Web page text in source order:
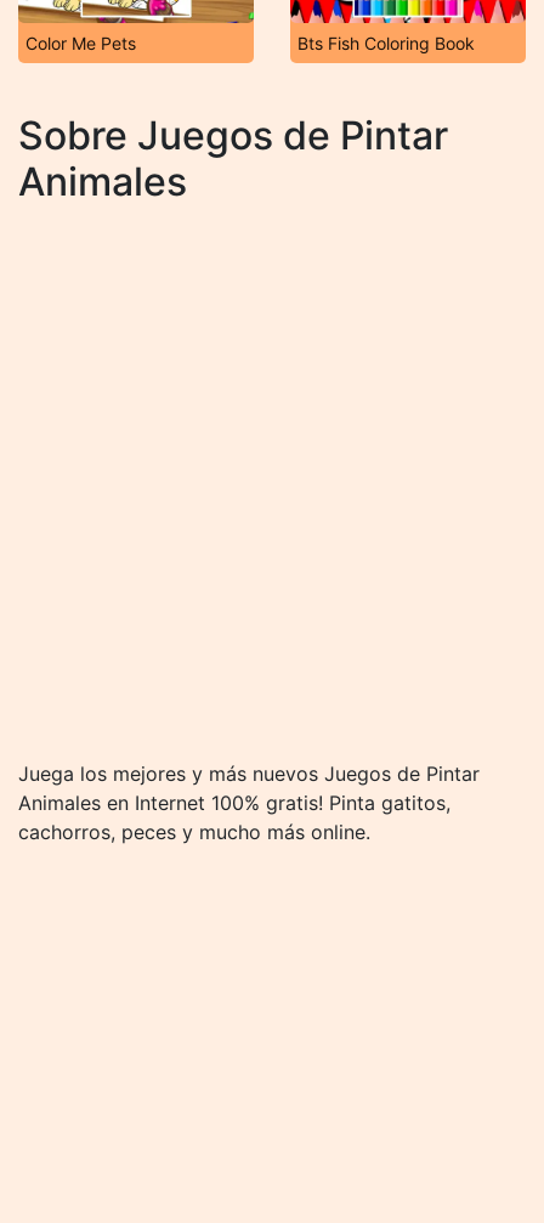
Color Me Pets Bts Fish Coloring Book
Sobre Juegos de Pintar
Animales
Juega los mejores y más nuevos Juegos de Pintar
Animales en Internet 100% gratis! Pinta gatitos,
cachorros, peces y mucho más online.